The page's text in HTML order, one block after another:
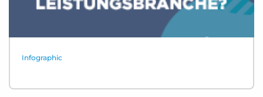
Infographic